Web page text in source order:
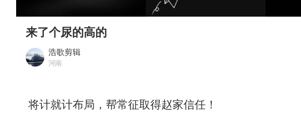
沙特否认与胡塞武装举行会谈
如何把百年大党建设得更加坚强有力
太阳表面最高分辨率图像来了
来了个尿的高的
浩歌剪辑
河南
将计就计布局，帮常征取得赵家信任！